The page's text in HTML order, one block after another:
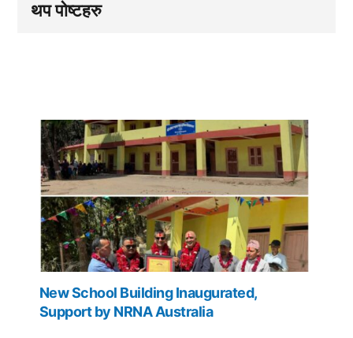
थप पोष्टहरु
New School Building Inaugurated,
Support by NRNA Australia